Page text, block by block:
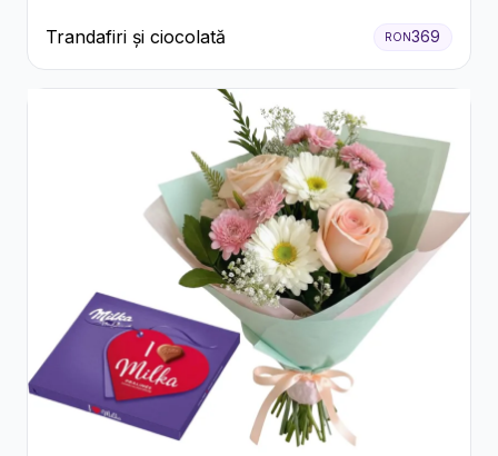
Trandafiri și ciocolată RON369